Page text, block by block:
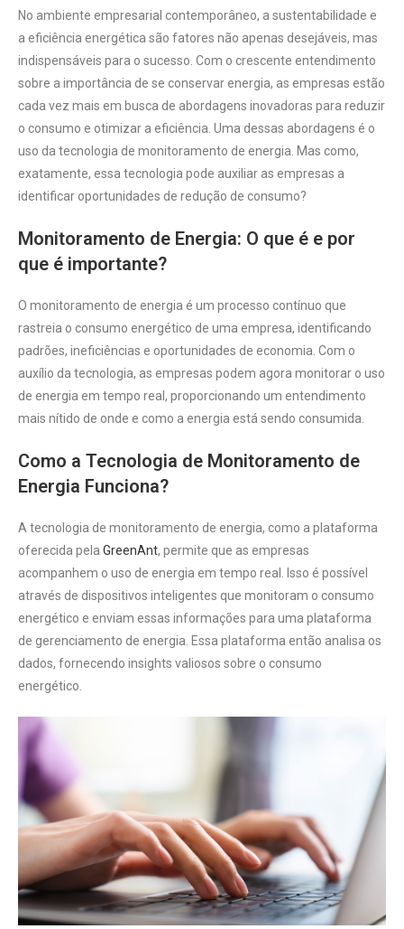
No ambiente empresarial contemporâneo, a sustentabilidade e
a eficiência energética são fatores não apenas desejáveis, mas
indispensáveis para o sucesso. Com o crescente entendimento
sobre a importância de se conservar energia, as empresas estão
cada vez mais em busca de abordagens inovadoras para reduzir
o consumo e otimizar a eficiência. Uma dessas abordagens é o
uso da tecnologia de monitoramento de energia. Mas como,
exatamente, essa tecnologia pode auxiliar as empresas a
identificar oportunidades de redução de consumo?
Monitoramento de Energia: O que é e por
que é importante?
O monitoramento de energia é um processo contínuo que
rastreia o consumo energético de uma empresa, identificando
padrões, ineficiências e oportunidades de economia. Com o
auxílio da tecnologia, as empresas podem agora monitorar o uso
de energia em tempo real, proporcionando um entendimento
mais nítido de onde e como a energia está sendo consumida.
Como a Tecnologia de Monitoramento de
Energia Funciona?
A tecnologia de monitoramento de energia, como a plataforma
oferecida pela GreenAnt, permite que as empresas
acompanhem o uso de energia em tempo real. Isso é possível
através de dispositivos inteligentes que monitoram o consumo
energético e enviam essas informações para uma plataforma
de gerenciamento de energia. Essa plataforma então analisa os
dados, fornecendo insights valiosos sobre o consumo
energético.